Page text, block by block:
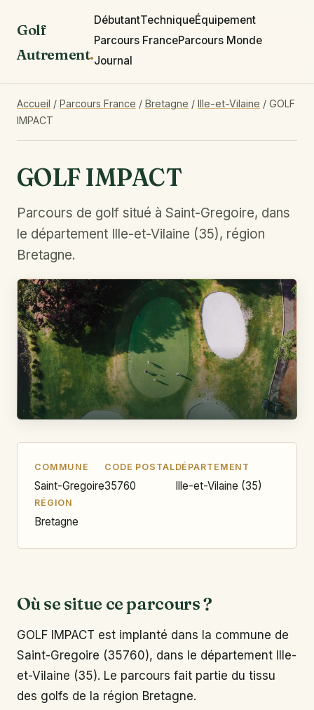
Golf
Autrement.
DébutantTechniqueÉquipement
Parcours FranceParcours Monde
Journal
Accueil / Parcours France / Bretagne / Ille-et-Vilaine / GOLF
IMPACT
GOLF IMPACT
Parcours de golf situé à Saint-Gregoire, dans
le département Ille-et-Vilaine (35), région
Bretagne.
COMMUNE
Saint-Gregoire
CODE POSTAL
35760
DÉPARTEMENT
Ille-et-Vilaine (35)
RÉGION
Bretagne
Où se situe ce parcours ?
GOLF IMPACT est implanté dans la commune de
Saint-Gregoire (35760), dans le département Ille-
et-Vilaine (35). Le parcours fait partie du tissu
des golfs de la région Bretagne.